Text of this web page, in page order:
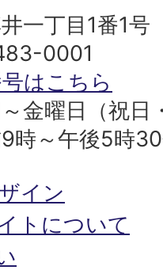
一丁目1番1号
0001
はこちら
金曜日（祝日
時～午後5時
イン
トについて